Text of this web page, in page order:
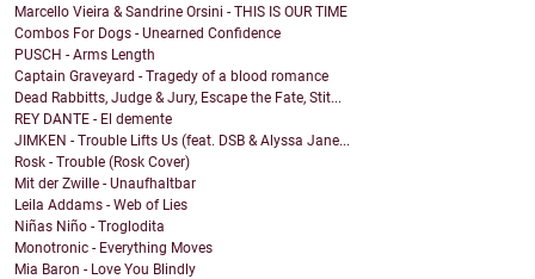
Marcello Vieira & Sandrine Orsini - THIS IS OUR TIME
Combos For Dogs - Unearned Confidence
PUSCH - Arms Length
Captain Graveyard - Tragedy of a blood romance
Dead Rabbitts, Judge & Jury, Escape the Fate, Stit...
REY DANTE - El demente
JIMKEN - Trouble Lifts Us (feat. DSB & Alyssa Jane...
Rosk - Trouble (Rosk Cover)
Mit der Zwille - Unaufhaltbar
Leila Addams - Web of Lies
Niñas Niño - Troglodita
Monotronic - Everything Moves
Mia Baron - Love You Blindly